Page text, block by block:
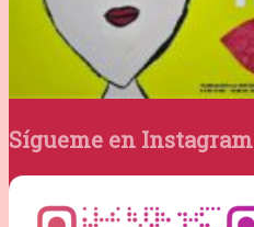
Sígueme en Instagram